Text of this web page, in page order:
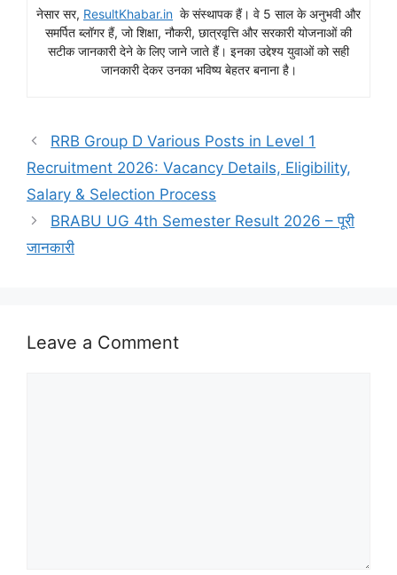
नेसार सर, ResultKhabar.in के संस्थापक हैं। वे 5 साल के अनुभवी और
समर्पित ब्लॉगर हैं, जो शिक्षा, नौकरी, छात्रवृत्ति और सरकारी योजनाओं की
सटीक जानकारी देने के लिए जाने जाते हैं। इनका उद्देश्य युवाओं को सही
जानकारी देकर उनका भविष्य बेहतर बनाना है।
RRB Group D Various Posts in Level 1
Recruitment 2026: Vacancy Details, Eligibility,
Salary & Selection Process
BRABU UG 4th Semester Result 2026 – पूरी
जानकारी
Leave a Comment